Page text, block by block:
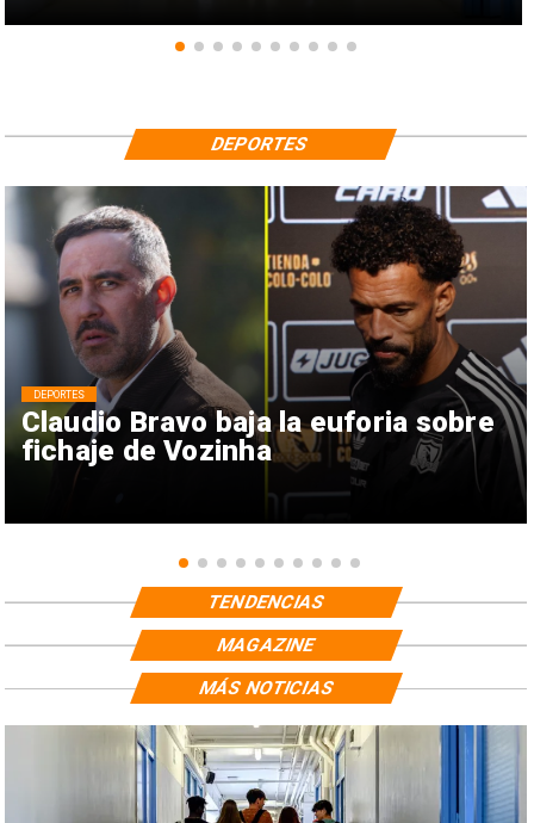
Claudio Bravo baja la euforia sobre
fichaje de Vozinha
DEPORTES
DEPORTES
TENDENCIAS
MAGAZINE
MÁS NOTICIAS